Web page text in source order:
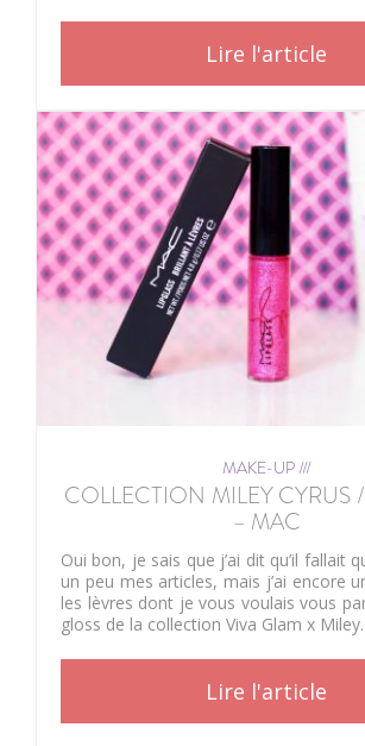
Lire l'article
MAKE-UP ///
COLLECTION MILEY CYRUS
– MAC
Oui bon, je sais que j’ai dit qu’il fallait
un peu mes articles, mais j’ai encore
les lèvres dont je vous voulais vous
gloss de la collection Viva Glam x
Lire l'article